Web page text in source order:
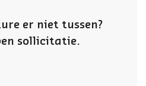
er niet tussen?
sollicitatie.